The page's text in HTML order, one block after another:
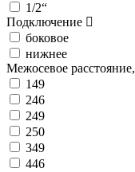
1/2“
Подключение
боковое
нижнее
Межосевое
149
246
249
250
349
446